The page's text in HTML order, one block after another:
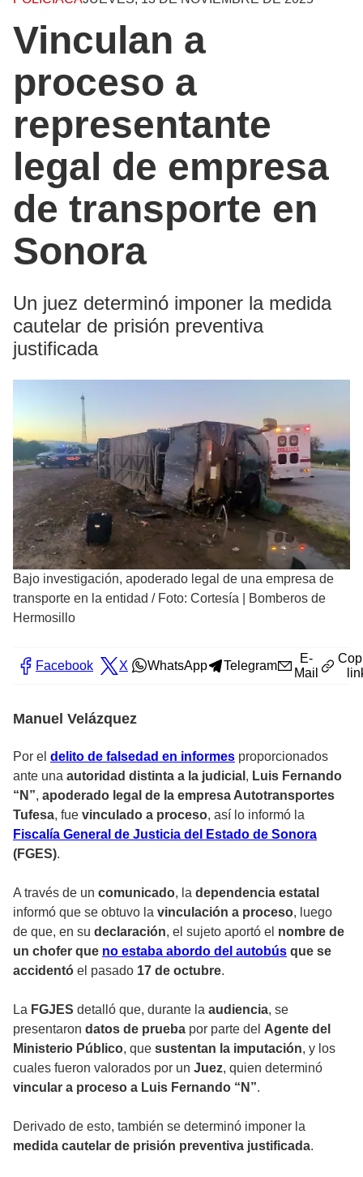
Vinculan a
proceso a
representante
legal de empresa
de transporte en
Sonora
Un juez determinó imponer la medida
cautelar de prisión preventiva
justificada
Bajo investigación, apoderado legal de una empresa de
transporte en la entidad / Foto: Cortesía | Bomberos de
Hermosillo
Facebook X WhatsApp Telegram
E-
Mail
Manuel Velázquez
Por el delito de falsedad en informes proporcionados
ante una autoridad distinta a la judicial , Luis Fernando
“N”, apoderado legal de la empresa Autotransportes
Tufesa, fue vinculado a proceso, así lo informó la
Fiscalía General de Justicia del Estado de Sonora
(FGES).
A través de un comunicado, la dependencia estatal
informó que se obtuvo la vinculación a proceso, luego
de que, en su declaración, el sujeto aportó el nombre de
un chofer que no estaba abordo del autobús que se
accidentó el pasado 17 de octubre.
La FGJES detalló que, durante la audiencia, se
presentaron datos de prueba por parte del Agente del
Ministerio Público, que sustentan la imputación, y los
cuales fueron valorados por un Juez, quien determinó
vincular a proceso a Luis Fernando “N”.
Derivado de esto, también se determinó imponer la
medida cautelar de prisión preventiva justificada.